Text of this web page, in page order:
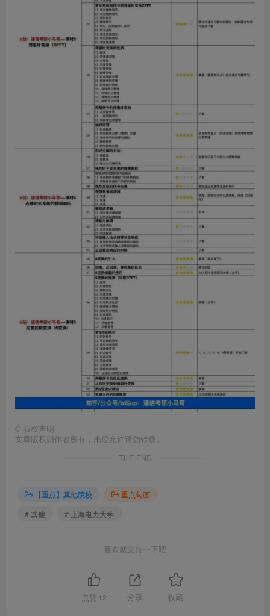
© 版权声明
文章版权归作者所有，未经允许请勿转载。
THE END
【重点】其他院校
重点勾画
# 其他
# 上海电力大学
喜欢就支持一下吧
点赞 12 分享 收藏